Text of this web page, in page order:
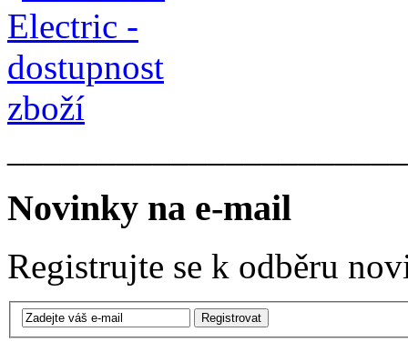
Novinky na e-mail
Registrujte se k odběru